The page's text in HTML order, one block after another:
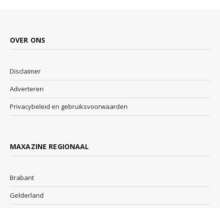
OVER ONS
Disclaimer
Adverteren
Privacybeleid en gebruiksvoorwaarden
MAXAZINE REGIONAAL
Brabant
Gelderland